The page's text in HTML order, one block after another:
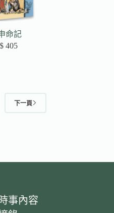
命記
405
下一頁
事內容